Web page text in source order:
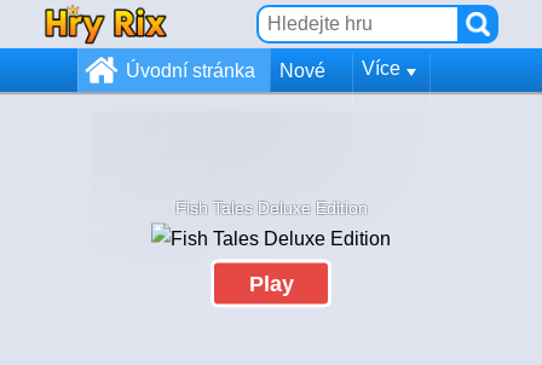
Úvodní stránka Nové Více
Fish Tales Deluxe Edition
Play